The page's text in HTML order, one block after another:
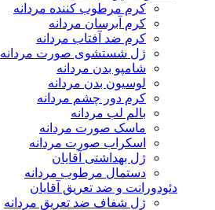
کرم مرطوب کننده مردانه
کرم آبرسان مردانه
کرم ضد آفتاب مردانه
ژل شستشوی صورت مردانه
شامپو بدن مردانه
لوسیون بدن مردانه
کرم دور چشم مردانه
بالم لب مردانه
ماسک صورت مردانه
اسکراب صورت مردانه
ژل بهداشتی آقایان
دستمال مرطوب مردانه
دئودورانت و ضد تعریق آقایان
ژل شفاف ضد تعریق مردانه